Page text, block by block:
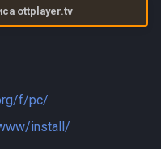
ottplayer.tv
f/pc/
install/